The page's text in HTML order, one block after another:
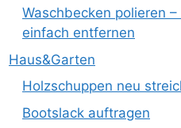
Waschbecken polieren
einfach entfernen
Haus&Garten
Holzschuppen neu
Bootslack auftragen